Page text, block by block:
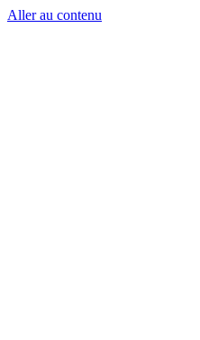
Aller au contenu